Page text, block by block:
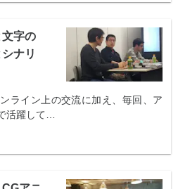
文字の
ナリ
ライン上の交流に加え、毎回、ア
活躍して…